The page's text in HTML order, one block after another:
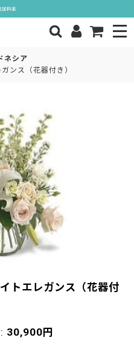
ネシア
ンス（花器付き）
トエレガンス（花器付
: 30,900 円